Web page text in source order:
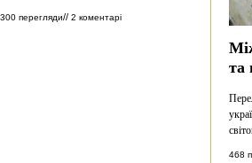
300 перегляди// 2 коментарі
та
468